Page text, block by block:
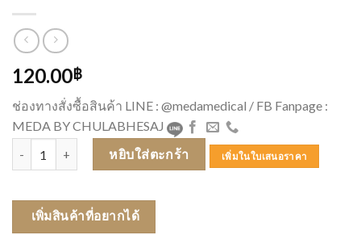
120.00฿
ช่องทางสั่งซื้อสินค้า LINE : @medamedical / FB Fanpage :
MEDA BY CHULABHESAJ
จำนวน ถุงมือศรีตรัง (SEMPERMED) (Gloves)มีแป้งกล่องม่วง ชิ้น
หยิบใส่ตะกร้า เพิ่มในใบเสนอราคา
เพิ่มสินค้าที่อยากได้